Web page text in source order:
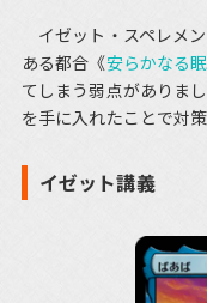
イゼット・スペレメ
ある都合《安らかなる
てしまう弱点がありま
を手に入れたことで対
イゼット講義